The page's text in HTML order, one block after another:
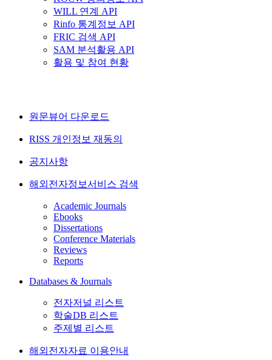
WILL 연계 API
Rinfo 통계정보 API
FRIC 검색 API
SAM 분석활용 API
활용 및 참여 현황
원문뷰어 다운로드
RISS 개인정보 재동의
공지사항
해외전자정보서비스 검색
Academic Journals
Ebooks
Dissertations
Conference Materials
Reviews
Reports
Databases & Journals
전자저널 리스트
학술DB 리스트
주제별 리스트
해외전자자료 이용안내